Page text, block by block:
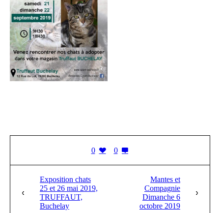
0 0
Exposition chats
25 et 26 mai 2019,
TRUFFAUT,
Buchelay
Mantes et
Compagnie
Dimanche 6
octobre 2019